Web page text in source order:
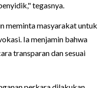
tegasnya.
meminta masyarakat untuk
Ia menjamin bahwa
transparan dan sesuai